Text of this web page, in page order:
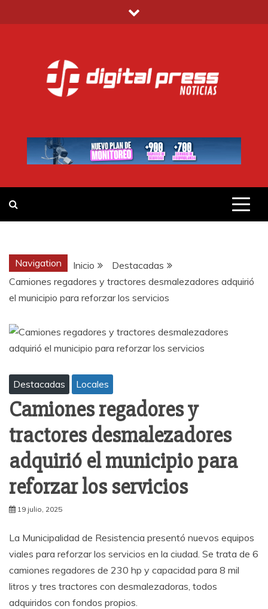
al
DIGITAL PRESS
Navigation Inicio
Destacadas
Camiones regadores y tractores desmalezadores adquirió
el municipio para reforzar los servicios
Destacadas Locales
Camiones regadores y
tractores desmalezadores
adquirió el municipio para
reforzar los servicios
19 julio, 2025
La Municipalidad de Resistencia presentó nuevos equipos
viales para reforzar los servicios en la ciudad. Se trata de 6
camiones regadores de 230 hp y capacidad para 8 mil
litros y tres tractores con desmalezadoras, todos
adquiridos con fondos propios.